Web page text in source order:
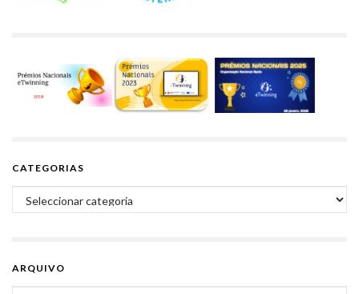
CATEGORIAS
Categorias
ARQUIVO